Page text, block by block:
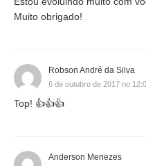
Muito obrigado!
Robson André da Silva
6 de outubro de 2017 no
Top! 👍👍👍
Anderson Menezes